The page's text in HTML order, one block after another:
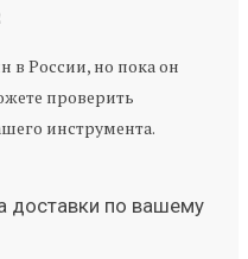
в России, но пока он
проверить
инструмента.
доставки по вашему